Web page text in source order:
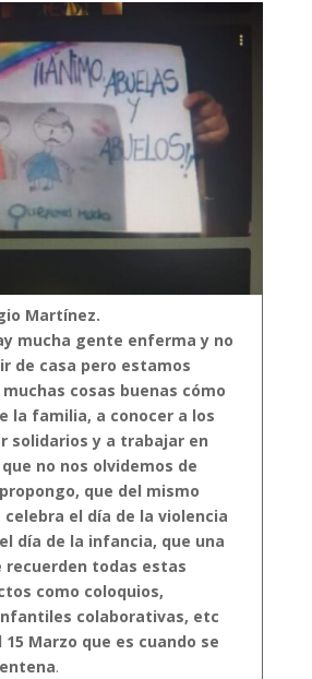
Martínez.
mucha gente enferma y no
de casa pero estamos
cosas buenas cómo
la familia, a conocer a los
solidarios y a trabajar en
que no nos olvidemos de
que del mismo
celebra el día de la violencia
día de la infancia, que una
recuerden todas estas
como coloquios,
colaborativas, etc
15 Marzo que es cuando se
.